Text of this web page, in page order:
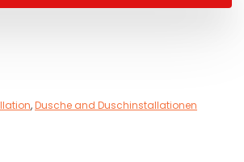
,Dusche and Duschinstallationen